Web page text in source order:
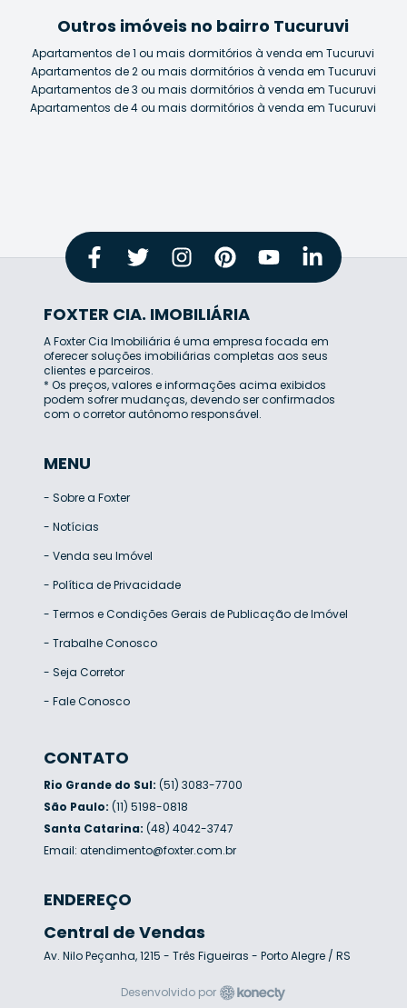
Outros imóveis no bairro Tucuruvi
Apartamentos de 1 ou mais dormitórios à venda em Tucuruvi
Apartamentos de 2 ou mais dormitórios à venda em Tucuruvi
Apartamentos de 3 ou mais dormitórios à venda em Tucuruvi
Apartamentos de 4 ou mais dormitórios à venda em Tucuruvi
FOXTER CIA. IMOBILIÁRIA
A Foxter Cia Imobiliária é uma empresa focada em
oferecer soluções imobiliárias completas aos seus
clientes e parceiros.
* Os preços, valores e informações acima exibidos
podem sofrer mudanças, devendo ser confirmados
com o corretor autônomo responsável.
MENU
- Sobre a Foxter
- Notícias
- Venda seu Imóvel
- Política de Privacidade
- Termos e Condições Gerais de Publicação de Imóvel
- Trabalhe Conosco
- Seja Corretor
- Fale Conosco
CONTATO
Rio Grande do Sul: (51) 3083-7700
São Paulo: (11) 5198-0818
Santa Catarina: (48) 4042-3747
Email: atendimento@foxter.com.br
ENDEREÇO
Central de Vendas
Av. Nilo Peçanha, 1215 - Três Figueiras - Porto Alegre / RS
Desenvolvido por